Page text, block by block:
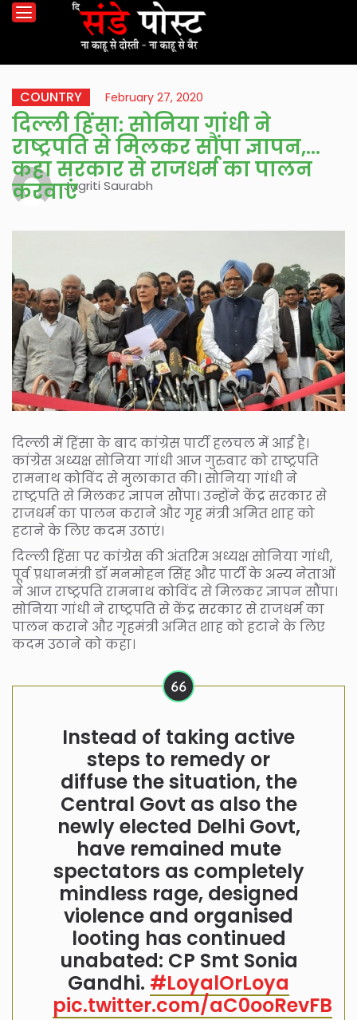
COUNTRY February 27, 2020
दिल्ली हिंसा: सोनिया गांधी ने
राष्ट्रपति से मिलकर सौंपा ज्ञापन,
कहा सरकार से राजधर्म का पालन
करवाएंJagriti Saurabh
दिल्ली में हिंसा के बाद कांग्रेस पार्टी हलचल में आई है।
कांग्रेस अध्यक्ष सोनिया गांधी आज गुरुवार को राष्ट्रपति
रामनाथ कोविंद से मुलाकात की। सोनिया गांधी ने
राष्ट्रपति से मिलकर ज्ञापन सौंपा। उन्होंने केंद्र सरकार से
राजधर्म का पालन कराने और गृह मंत्री अमित शाह को
हटाने के लिए कदम उठाएं।
दिल्ली हिंसा पर कांग्रेस की अंतरिम अध्यक्ष सोनिया गांधी,
पूर्व प्रधानमंत्री डॉ मनमोहन सिंह और पार्टी के अन्य नेताओं
ने आज राष्ट्रपति रामनाथ कोविंद से मिलकर ज्ञापन सौंपा।
सोनिया गांधी ने राष्ट्रपति से केंद्र सरकार से राजधर्म का
पालन कराने और गृहमंत्री अमित शाह को हटाने के लिए
कदम उठाने को कहा।
Instead of taking active
steps to remedy or
diffuse the situation, the
Central Govt as also the
newly elected Delhi Govt,
have remained mute
spectators as completely
mindless rage, designed
violence and organised
looting has continued
unabated: CP Smt Sonia
Gandhi. #LoyalOrLoya
pic.twitter.com/aC0ooRevFB